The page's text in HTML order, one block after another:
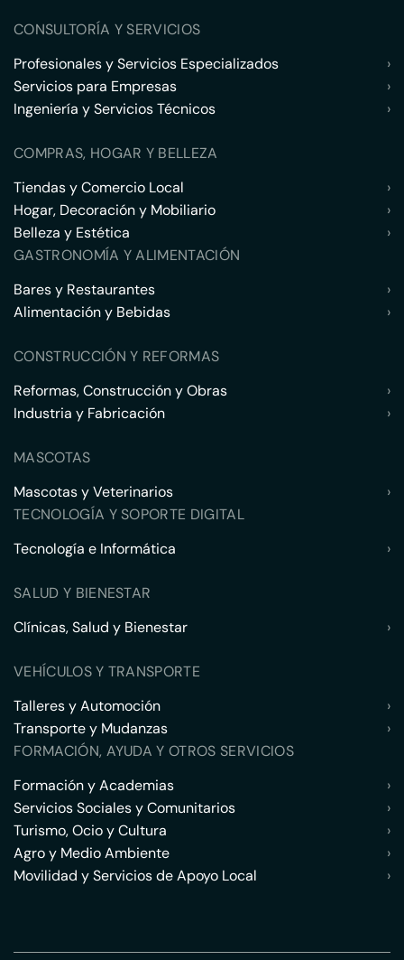
CONSULTORÍA Y SERVICIOS
Profesionales y Servicios Especializados
›
Servicios para Empresas
›
Ingeniería y Servicios Técnicos
›
COMPRAS, HOGAR Y BELLEZA
Tiendas y Comercio Local
›
Hogar, Decoración y Mobiliario
›
Belleza y Estética
›
GASTRONOMÍA Y ALIMENTACIÓN
Bares y Restaurantes
›
Alimentación y Bebidas
›
CONSTRUCCIÓN Y REFORMAS
Reformas, Construcción y Obras
›
Industria y Fabricación
›
MASCOTAS
Mascotas y Veterinarios
›
TECNOLOGÍA Y SOPORTE DIGITAL
Tecnología e Informática
›
SALUD Y BIENESTAR
Clínicas, Salud y Bienestar
›
VEHÍCULOS Y TRANSPORTE
Talleres y Automoción
›
Transporte y Mudanzas
›
FORMACIÓN, AYUDA Y OTROS SERVICIOS
Formación y Academias
›
Servicios Sociales y Comunitarios
›
Turismo, Ocio y Cultura
›
Agro y Medio Ambiente
›
Movilidad y Servicios de Apoyo Local
›